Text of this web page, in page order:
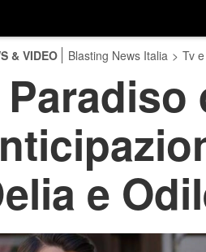
& VIDEO Blasting News Italia > Tv
e